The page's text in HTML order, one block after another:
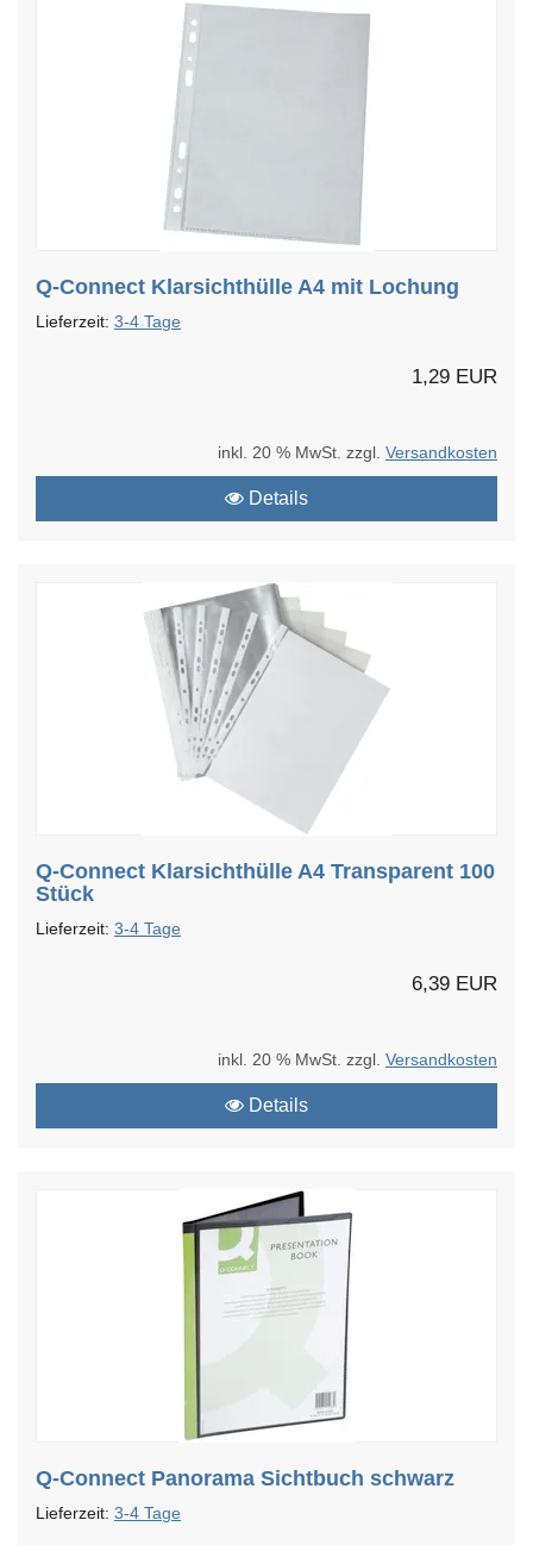
Q-Connect Klarsichthülle A4 mit Lochung
Lieferzeit: 3-4 Tage
1,29 EUR
inkl. 20 % MwSt. zzgl. Versandkosten
Details
Q-Connect Klarsichthülle A4 Transparent 100
Stück
Lieferzeit: 3-4 Tage
6,39 EUR
inkl. 20 % MwSt. zzgl. Versandkosten
Details
Q-Connect Panorama Sichtbuch schwarz
Lieferzeit: 3-4 Tage